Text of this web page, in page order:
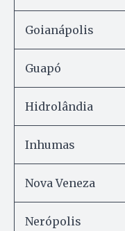
Goianápolis
Guapó
Hidrolândia
Inhumas
Nova Veneza
Nerópolis